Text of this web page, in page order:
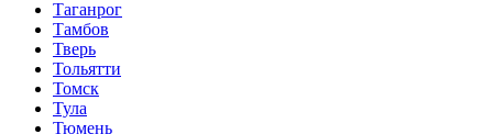
Таганрог
Тамбов
Тверь
Тольятти
Томск
Тула
Тюмень